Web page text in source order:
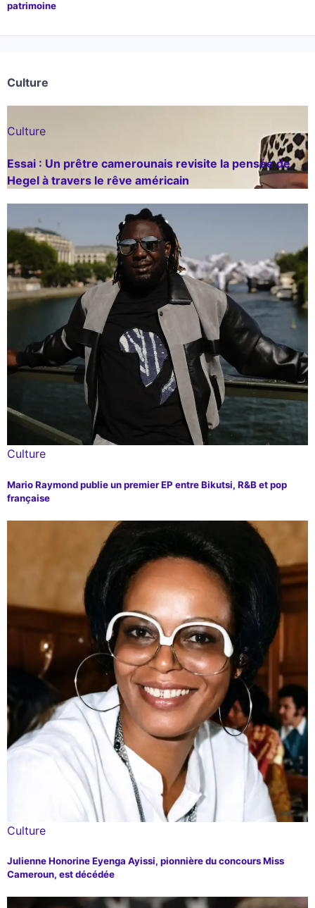
patrimoine
Culture
Culture
Essai : Un prêtre camerounais revisite la pensée de
Hegel à travers le rêve américain
Culture
Mario Raymond publie un premier EP entre Bikutsi, R&B et pop
française
Culture
Julienne Honorine Eyenga Ayissi, pionnière du concours Miss
Cameroun, est décédée